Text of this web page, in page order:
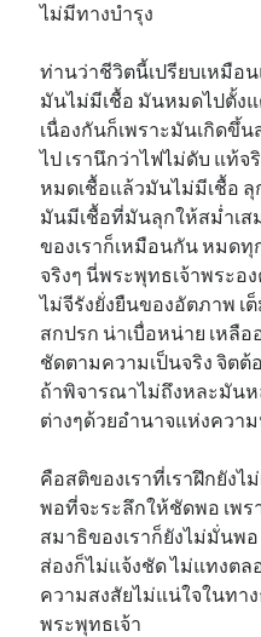
ไม่มีทางบำรุง
ท่านว่าชีวิตนี้เปรียบเหมือ
มันไม่มีเชื้อ มันหมดไปตั้งแ
เนื่องกันก็เพราะมันเกิดขึ้
ไป เรานึกว่าไฟไม่ดับ แท้
หมดเชื้อแล้วมันไม่มีเชื้อ
มันมีเชื้อที่มันลุกให้สม่ำเส
ของเราก็เหมือนกัน หมดทุ
จริงๆ นี่พระพุทธเจ้าพระอ
ไม่จีรังยั่งยืนของอัตภาพ เ
สกปรก น่าเบื่อหน่าย เหลื
ชัดตามความเป็นจริง จิตต้
ถ้าพิจารณาไม่ถึงหละมันห
ต่างๆด้วยอำนาจแห่งควา
คือสติของเราที่เราฝึกยัง
พอที่จะระลึกให้ชัดพอ เพร
สมาธิของเราก็ยังไม่มั่น
ส่องก็ไม่แจ้งชัด ไม่แทงตล
ความสงสัยไม่แน่ใจในทา
พระพุทธเจ้า